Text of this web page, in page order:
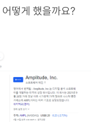
어떻게 했을까요?